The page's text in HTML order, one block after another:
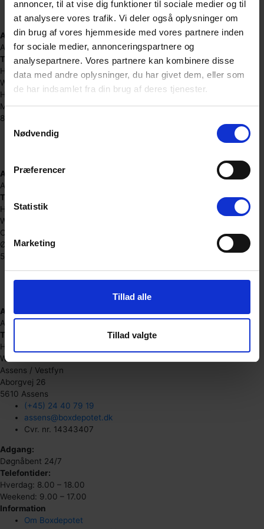
annoncer, til at vise dig funktioner til sociale medier og til
at analysere vores trafik. Vi deler også oplysninger om
din brug af vores hjemmeside med vores partnere inden
for sociale medier, annonceringspartnere og
analysepartnere. Vores partnere kan kombinere disse
data med andre oplysninger, du har givet dem, eller som
de har indsamlet fra din brug af deres tjenester.
Samtykkevalg
Nødvendig
Præferencer
Statistik
Marketing
Tillad alle
Tillad valgte
horsens@boxdepotet.dk
Cvr. nr. 40217614
Adgang:
Alle dage: 7.00 – 22.00
Telefontider:
Hverdag: 8.00 – 18.00
Weekend: 9.00 – 17.00
Hedensted
Mosetoften 3
8722 Hedensted
(+45) 71 74 89 89
Adgang:
Alle dage: 6.00 – 22.00
Telefontider:
Hverdag: 8.00 – 18.00
Weekend: 9.00 – 17.00
Odense / Otterup
Ørkebyvej 6
5450 Otterup
odense@boxdepotet.dk
Adgang:
Alle dage: 6.00 – 22.00
Telefontider:
Hverdag: 8.00 – 18.00
Weekend: 9.00 – 17.00
Assens / Vestfyn
Aborgvej 26
5610 Assens
(+45) 24 40 79 19
assens@boxdepotet.dk
Cvr. nr. 14343407
Adgang:
Døgnåbent 24/7
Telefontider:
Hverdag: 8.00 – 18.00
Weekend: 9.00 – 17.00
Information
Om Boxdepotet